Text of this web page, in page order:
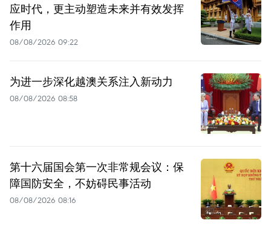
应时代，更主动塑造未来并有效发挥
作用
08/08/2026 09:22
为进一步深化越澳关系注入新动力
08/08/2026 08:58
第十六届国会第一次非常规会议：保
障国防安全，不妨碍民事活动
08/08/2026 08:16